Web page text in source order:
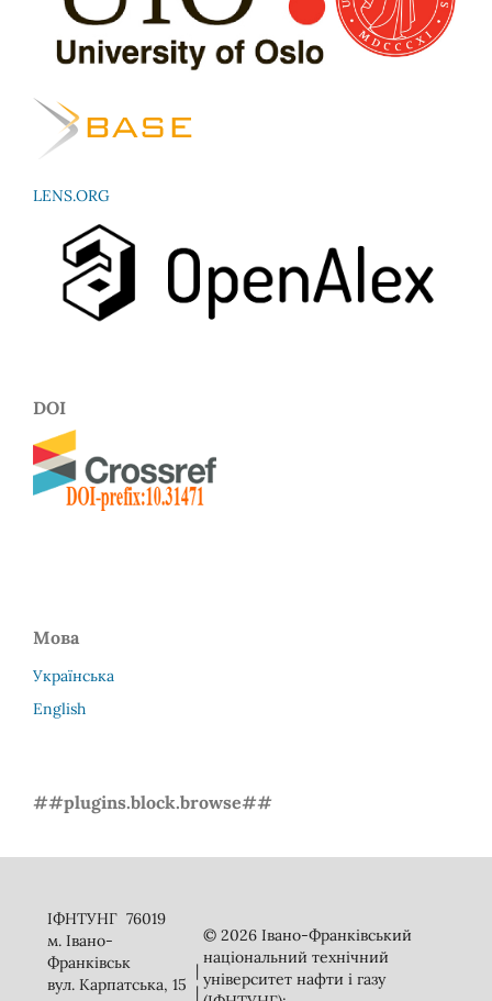
LENS.ORG
DOI
Мова
Українська
English
##plugins.block.browse##
ІФНТУНГ 76019
м. Івано-
Франківськ
вул. Карпатська, 15
|
|
© 2026 Івано-Франківський
національний технічний
університет нафти і газу